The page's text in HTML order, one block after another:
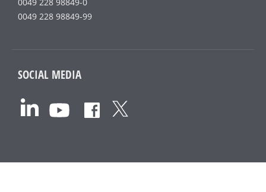
0049 228 98849-99
SOCIAL MEDIA